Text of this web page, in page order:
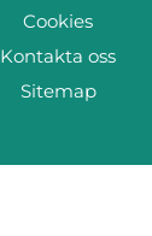
Cookies
Kontakta oss
Sitemap